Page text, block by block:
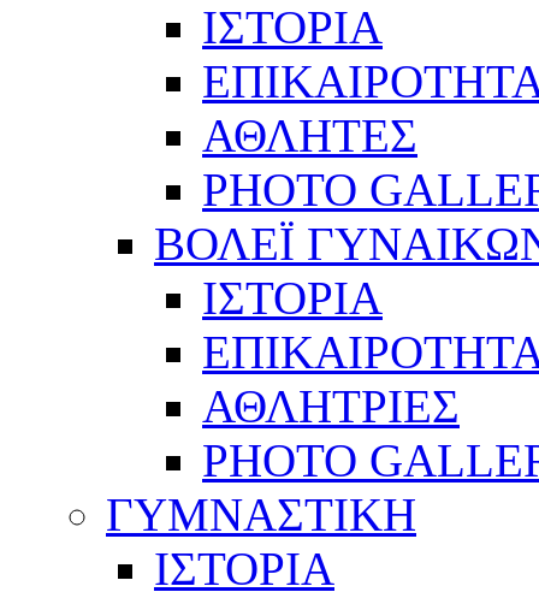
ΙΣΤΟΡΙΑ
ΑΘΛΗΤΕΣ
PHOTO
ΒΟΛΕΪ
ΙΣΤΟΡΙΑ
ΑΘΛΗΤΡΙΕΣ
PHOTO
ΓΥΜΝΑΣΤΙΚΗ
ΙΣΤΟΡΙΑ